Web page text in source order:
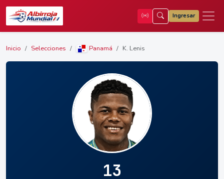
Ingresar
Inicio Selecciones Panamá K. Lenis
13